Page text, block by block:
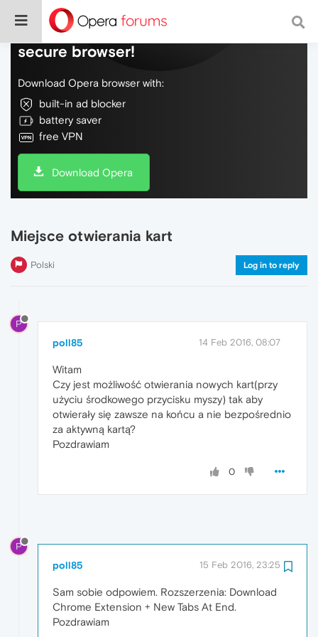
Do more on the web, with a fast and
secure browser!
Download Opera browser with:
built-in ad blocker
battery saver
free VPN
Download Opera
Miejsce otwierania kart
Polski Log in to reply
P
poll85 14 Feb 2016, 08:07
Witam
Czy jest możliwość otwierania nowych kart(przy
użyciu środkowego przycisku myszy) tak aby
otwierały się zawsze na końcu a nie bezpośrednio
za aktywną kartą?
Pozdrawiam
0
P
poll85 15 Feb 2016, 23:25
Sam sobie odpowiem. Rozszerzenia: Download
Chrome Extension + New Tabs At End.
Pozdrawiam